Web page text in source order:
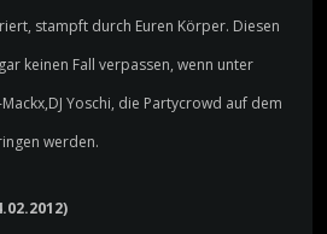
stampft durch Euren Körper. Diesen
keinen Fall verpassen, wenn unter
Yoschi, die Partycrowd auf dem
werden.